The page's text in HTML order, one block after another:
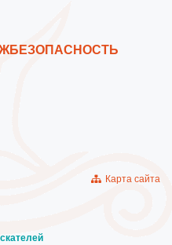
Карта сайта